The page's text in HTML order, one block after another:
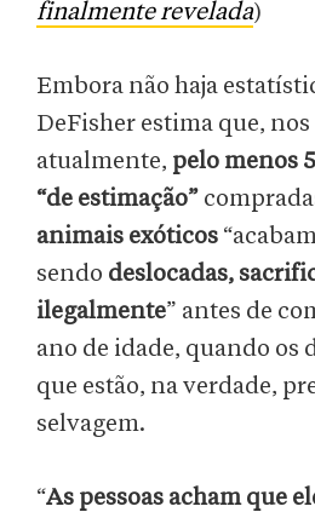
finalmente revelada)
Embora não haja
DeFisher estima que,
atualmente, pelo menos
“de estimação”
animais exóticos
sendo deslocadas,
ilegalmente” antes de
ano de idade, quando os
que estão, na verdade,
selvagem.
“As pessoas acham que